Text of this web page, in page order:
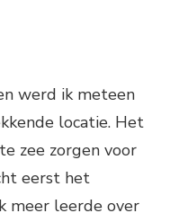
werd ik meteen
locatie. Het
zee zorgen voor
eerst het
meer leerde over